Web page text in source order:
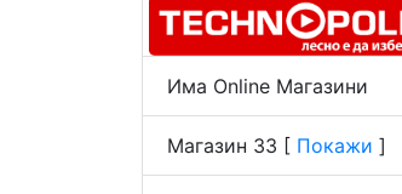
Има Online Магазини
Магазин 33 [ Покажи ]